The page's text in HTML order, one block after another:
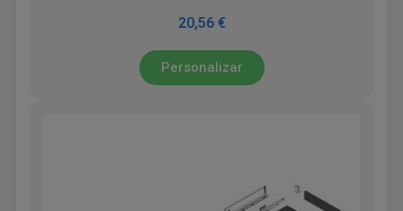
20,56 €
Personalizar